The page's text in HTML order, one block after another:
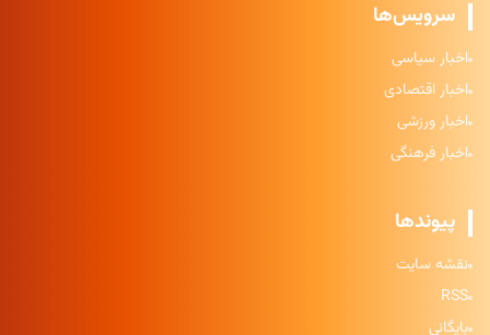
سرویس‌ها
اخبار سیاسی
اخبار اقتصادی
اخبار ورزشی
اخبار فرهنگی
پیوندها
نقشه سایت
RSS
بایگانی